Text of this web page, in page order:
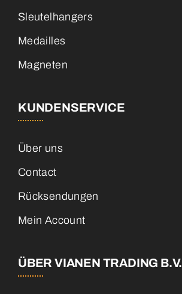
Sleutelhangers
Medailles
Magneten
KUNDENSERVICE
Über uns
Contact
Rücksendungen
Mein Account
ÜBER VIANEN TRADING B.V.